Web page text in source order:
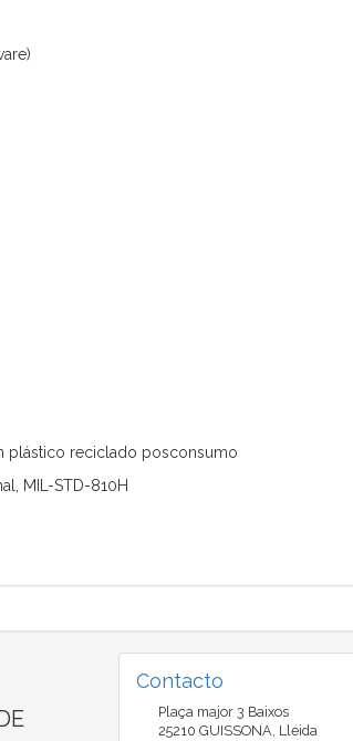
plástico reciclado posconsumo
MIL-STD-810H
Contacto
Plaça major 3 Baixos
25210 GUISSONA, Lleida